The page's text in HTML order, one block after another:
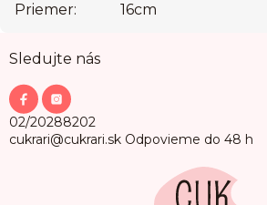
Priemer: 16cm
Sledujte nás
02/20288202
cukrari@cukrari.sk Odpovieme do 48 h